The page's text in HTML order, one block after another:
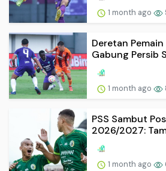
1 month ago
Deretan
Gabung Persib
1 month ago
PSS Sambut
2026/2027:
1 month ago